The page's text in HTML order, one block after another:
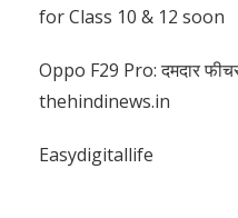
for Class 10 & 12 soon
Oppo F29 Pro: दमदार
thehindinews.in
Easydigitallife